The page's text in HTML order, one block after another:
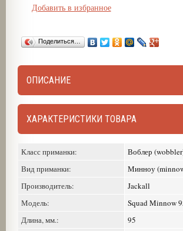
Добавить в избранное
Поделиться…
ОПИСАНИЕ
ХАРАКТЕРИСТИКИ ТОВАРА
Класс приманки:
Воблер
Вид приманки:
Минноу
Производитель:
Jackall
Модель:
Squad Minnow
Длина, мм.:
95